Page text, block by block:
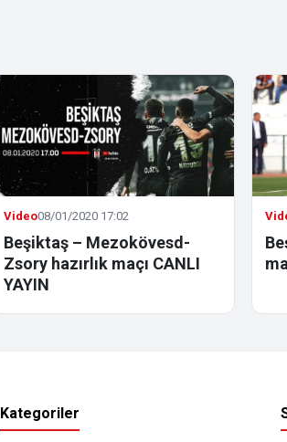
Video08/01/2020 17:02
Beşiktaş – Mezokövesd-
Zsory hazırlık maçı CANLI
YAYIN
Kategoriler